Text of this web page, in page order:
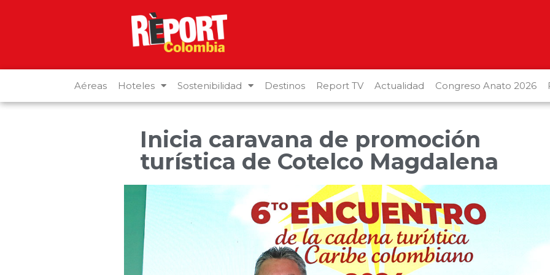
Aéreas Hoteles Sostenibilidad Destinos Report TV Actualidad Congreso Anato 2026
Inicia caravana de promoción
turística de Cotelco Magdalena